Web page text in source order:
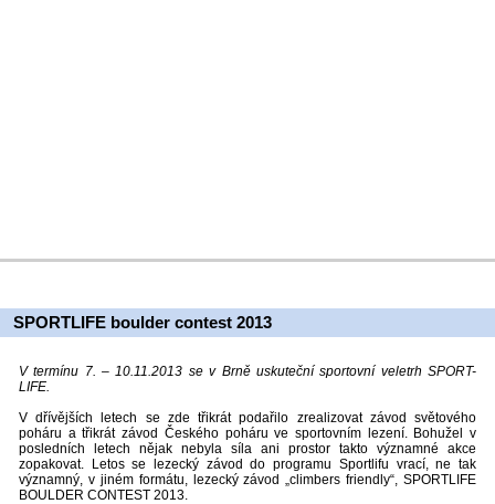
SPORTLIFE boulder contest 2013
V termínu 7. – 10.11.2013 se v Brně uskuteční sportovní veletrh SPORT-
LIFE.
V dřívějších letech se zde třikrát podařilo zrealizovat závod světového
poháru a třikrát závod Českého poháru ve sportovním lezení. Bohužel v
posledních letech nějak nebyla síla ani prostor takto významné akce
zopakovat. Letos se lezecký závod do programu Sportlifu vrací, ne tak
významný, v jiném formátu, lezecký závod „climbers friendly“, SPORTLIFE
BOULDER CONTEST 2013.